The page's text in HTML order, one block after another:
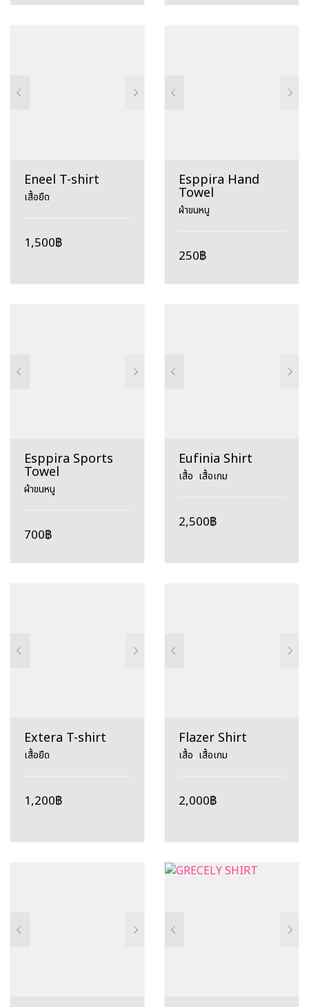
Eneel T-shirt
เสื้อยืด
1,500฿
Esppira Hand
Towel
ผ้าขนหนู
250฿
Esppira Sports
Towel
ผ้าขนหนู
700฿
Eufinia Shirt
เสื้อ, เสื้อเกม
2,500฿
Extera T-shirt
เสื้อยืด
1,200฿
Flazer Shirt
เสื้อ, เสื้อเกม
2,000฿